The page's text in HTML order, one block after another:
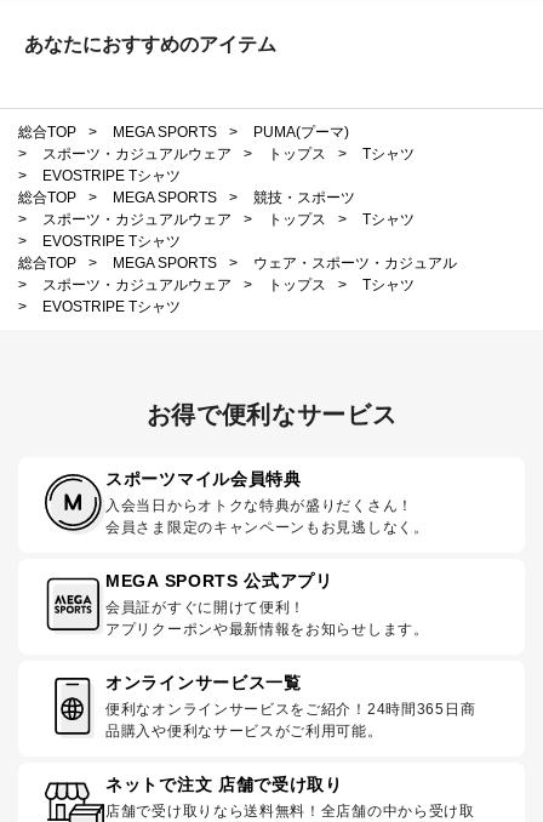
あなたにおすすめのアイテム
総合TOP > MEGA SPORTS >
PUMA(プーマ)
>
スポーツ・カジュアルウェア > トップス >
Tシャツ
>
EVOSTRIPE Tシャツ
総合TOP
> MEGA SPORTS >
競技・スポーツ
>
スポーツ・カジュアルウェア > トップス >
Tシャツ
>
EVOSTRIPE Tシャツ
総合TOP
> MEGA SPORTS >
ウェア・スポーツ・カジュアル
>
スポーツ・カジュアルウェア > トップス >
Tシャツ
>
EVOSTRIPE Tシャツ
お得で便利なサービス
スポーツマイル会員特典
入会当日からオトクな特典が盛りだくさん！
会員さま限定のキャンペーンもお見逃しなく。
MEGA SPORTS 公式アプリ
会員証がすぐに開けて便利！
アプリクーポンや最新情報をお知らせします。
オンラインサービス一覧
便利なオンラインサービスをご紹介！24時間365日商
品購入や便利なサービスがご利用可能。
ネットで注文 店舗で受け取り
店舗で受け取りなら送料無料！全店舗の中から受け取